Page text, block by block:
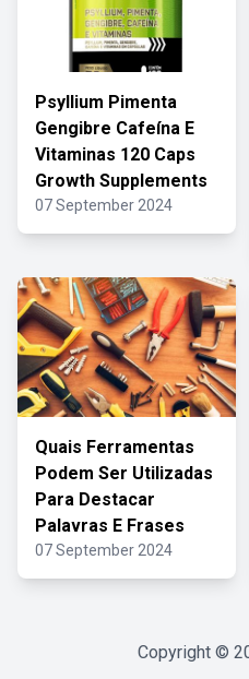
Psyllium Pimenta
Gengibre Cafeína E
Vitaminas 120 Caps
Growth Supplements
07 September 2024
Quais Ferramentas
Podem Ser Utilizadas
Para Destacar
Palavras E Frases
07 September 2024
Copyright ©